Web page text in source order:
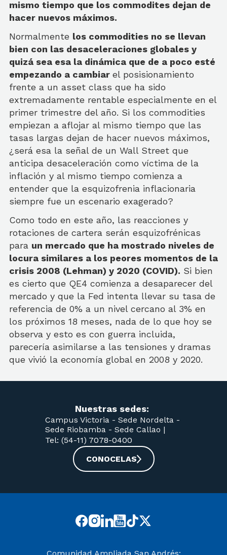
mismo tiempo que los commodites dejan de
hacer nuevos máximos.
Normalmente los commodities no se llevan
bien con las desaceleraciones globales y
quizá sea esa la dinámica que de a poco esté
empezando a cambiar el posisionamiento
frente a un asset class que ha sido
extremadamente rentable especialmente en el
primer trimestre del año. Si los commodities
empiezan a aflojar al mismo tiempo que las
tasas largas dejan de hacer nuevos máximos,
¿será esa la señal de un Wall Street que
anticipa desaceleración como víctima de la
inflación y al mismo tiempo comienza a
entender que la esquizofrenia inflacionaria
siempre fue un escenario exagerado?
Como todo en este año, las reacciones y
rotaciones de cartera serán esquizofrénicas
para un mercado que ha mostrado niveles de
locura similares a los peores momentos de la
crisis 2008 (Lehman) y 2020 (COVID). Si bien
es cierto que QE4 comienza a desaparecer del
mercado y que la Fed intenta llevar su tasa de
referencia de 0% a un nivel cercano al 3% en
los próximos 18 meses, nada de lo que hoy se
observa y esto es con guerra incluida,
parecería asimilarse a las tensiones y dramas
que vivió la economía global en 2008 y 2020.
Nuestras sedes:
Campus Victoria - Sede Nordelta -
Sede Riobamba - Sede Callao |
Tel: (54-11) 7078-0400
CONOCELAS